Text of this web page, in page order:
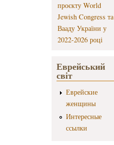
проєкту World
Jewish Congress та
Вааду України у
2022-2026 році
Еврейський
світ
Еврейские
женщины
Интересные
ссылки